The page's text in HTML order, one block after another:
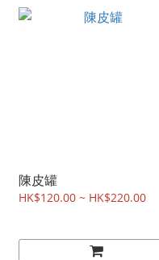
陳皮罐
HK$120.00 ~ HK$220.00